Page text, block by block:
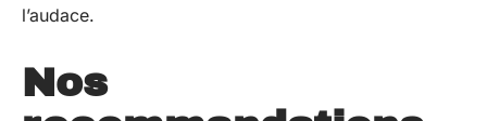
l’audace.
Nos